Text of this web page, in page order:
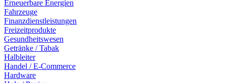
Erneuerbare Energien
Fahrzeuge
Finanzdienstleistungen
Freizeitprodukte
Gesundheitswesen
Getränke / Tabak
Halbleiter
Handel / E-Commerce
Hardware